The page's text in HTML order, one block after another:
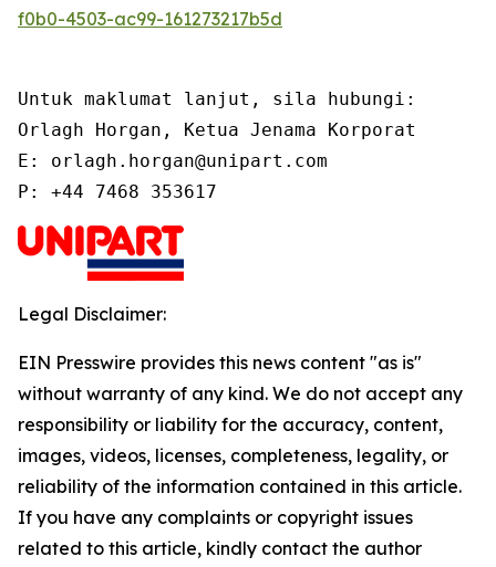
f0b0-4503-ac99-161273217b5d
Untuk maklumat lanjut, sila hubungi:
Orlagh Horgan, Ketua Jenama Korporat
E: orlagh.horgan@unipart.com
P: +44 7468 353617
Legal Disclaimer:
EIN Presswire provides this news content "as is"
without warranty of any kind. We do not accept any
responsibility or liability for the accuracy, content,
images, videos, licenses, completeness, legality, or
reliability of the information contained in this article.
If you have any complaints or copyright issues
related to this article, kindly contact the author